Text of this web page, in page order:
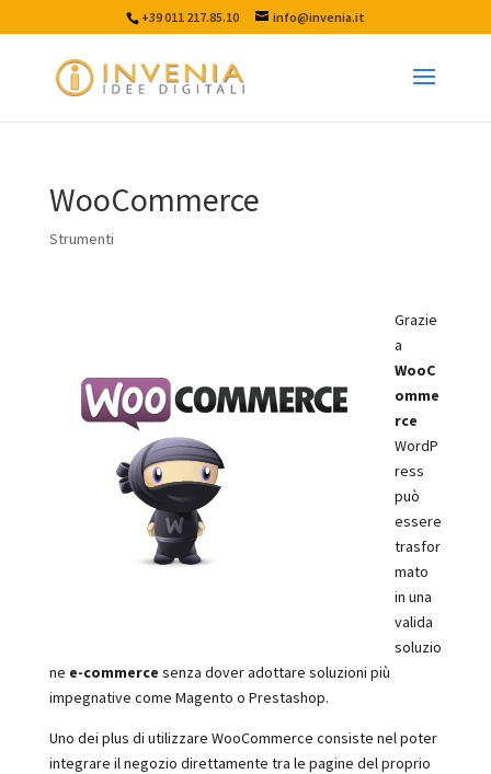
+39 011 217.85.10 info@invenia.it
WooCommerce
Strumenti
Grazie
a
WooC
omme
rce
WordP
ress
può
essere
trasfor
mato
in una
valida
soluzio
ne e-commerce senza dover adottare soluzioni più
impegnative come Magento o Prestashop.
Uno dei plus di utilizzare WooCommerce consiste nel poter
integrare il negozio direttamente tra le pagine del proprio